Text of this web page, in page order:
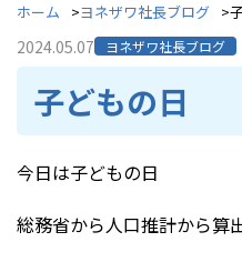
ホーム ヨネザワ社長ブログ
2024.05.07 ヨネザワ社長ブログ
子どもの日
今日は子どもの日
総務省から人口推計から算